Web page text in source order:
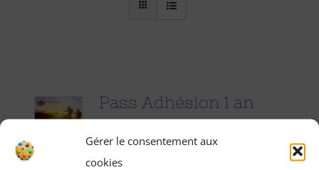
Gérer le consentement aux
cookies
Pass Adhésion 1 an
25.00€ pour 1 an